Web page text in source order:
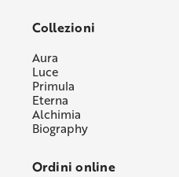
Collezioni
Aura
Luce
Primula
Eterna
Alchimia
Biography
Ordini online